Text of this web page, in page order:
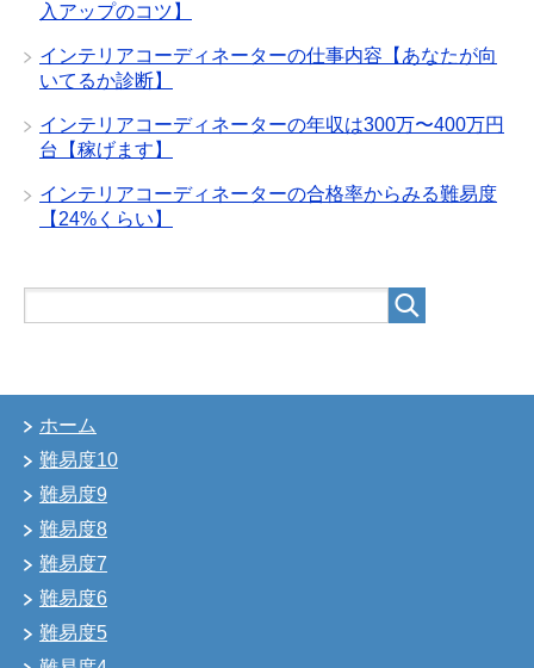
入アップのコツ】
インテリアコーディネーターの仕事内容【あなたが向
いてるか診断】
インテリアコーディネーターの年収は300万〜400万円
台【稼げます】
インテリアコーディネーターの合格率からみる難易度
【24%くらい】
ホーム
難易度10
難易度9
難易度8
難易度7
難易度6
難易度5